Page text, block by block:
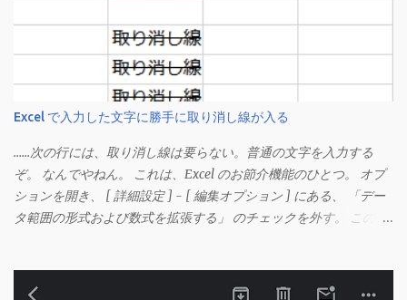
Excel で入力した文字に勝手に取り消し線が入る
……次の行には、取り消し線は要らない。普通の文字を入力する
ぞ。 なんでやねん。 これは、Excel のお節介機能のひとつ。 オプ
ションを開き、 [ 詳細設定 ] - [ 編集オプション ] にある、 「デー
タ範囲の形式および数式を拡張する」 のチェックを外す。 この機
うです。 このオプションを解除して、他のセル（取り消し線の書